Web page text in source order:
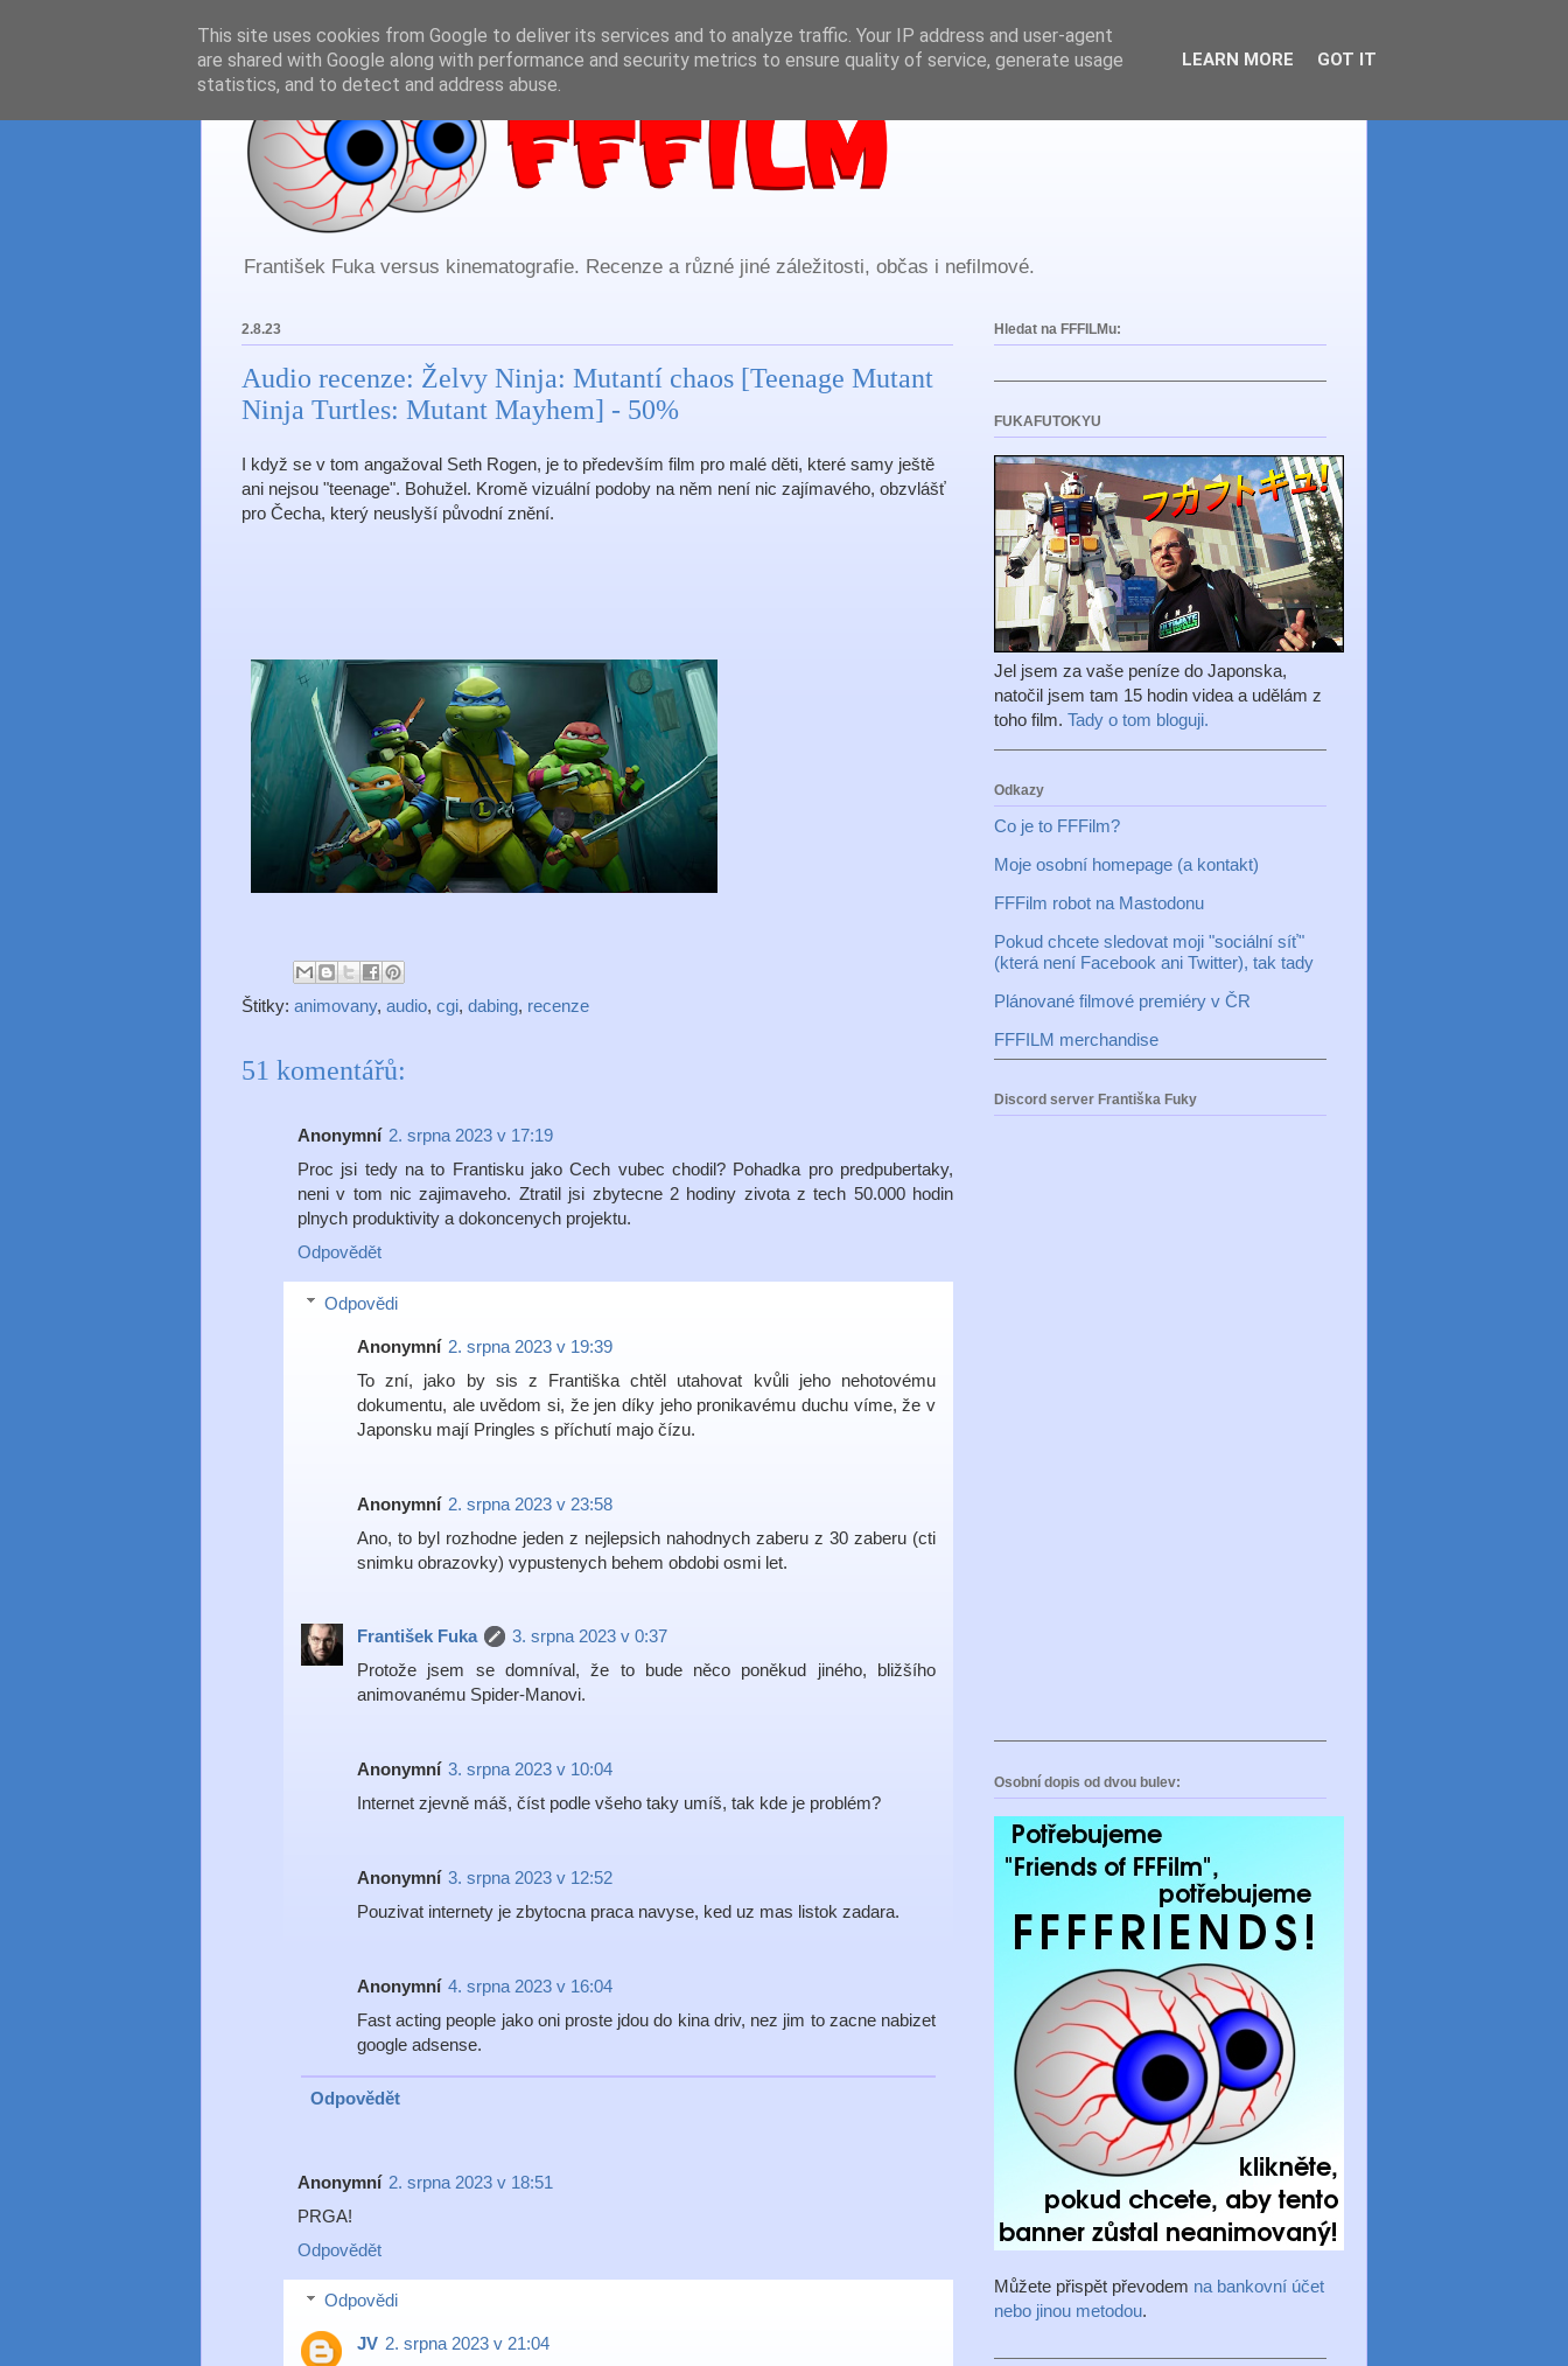
František Fuka versus kinematografie. Recenze a různé jiné záležitosti, občas i nefilmové.
2.8.23
Audio recenze: Želvy Ninja: Mutantí chaos [Teenage Mutant
Ninja Turtles: Mutant Mayhem] - 50%
I když se v tom angažoval Seth Rogen, je to především film pro malé děti, které samy ještě
ani nejsou "teenage". Bohužel. Kromě vizuální podoby na něm není nic zajímavého, obzvlášť
pro Čecha, který neuslyší původní znění.
Štitky: animovany, audio, cgi, dabing, recenze
51 komentářů:
Anonymní 2. srpna 2023 v 17:19
Proc jsi tedy na to Frantisku jako Cech vubec chodil? Pohadka pro predpubertaky,
neni v tom nic zajimaveho. Ztratil jsi zbytecne 2 hodiny zivota z tech 50.000 hodin
plnych produktivity a dokoncenych projektu.
Odpovědět
Odpovědi
Anonymní 2. srpna 2023 v 19:39
To zní, jako by sis z Františka chtěl utahovat kvůli jeho nehotovému
dokumentu, ale uvědom si, že jen díky jeho pronikavému duchu víme, že v
Japonsku mají Pringles s příchutí majo čízu.
Anonymní 2. srpna 2023 v 23:58
Ano, to byl rozhodne jeden z nejlepsich nahodnych zaberu z 30 zaberu (cti
snimku obrazovky) vypustenych behem obdobi osmi let.
František Fuka
3. srpna 2023 v 0:37
Protože jsem se domníval, že to bude něco poněkud jiného, bližšího
animovanému Spider-Manovi.
Anonymní 3. srpna 2023 v 10:04
Internet zjevně máš, číst podle všeho taky umíš, tak kde je problém?
Anonymní 3. srpna 2023 v 12:52
Pouzivat internety je zbytocna praca navyse, ked uz mas listok zadara.
Anonymní 4. srpna 2023 v 16:04
Fast acting people jako oni proste jdou do kina driv, nez jim to zacne nabizet
google adsense.
Odpovědět
Anonymní 2. srpna 2023 v 18:51
PRGA!
Odpovědět
Odpovědi
JV 2. srpna 2023 v 21:04
Hledat na FFFILMu:
FUKAFUTOKYU
Jel jsem za vaše peníze do Japonska,
natočil jsem tam 15 hodin videa a udělám z
toho film. Tady o tom bloguji.
Odkazy
Co je to FFFilm?
Moje osobní homepage (a kontakt)
FFFilm robot na Mastodonu
Pokud chcete sledovat moji "sociální síť"
(která není Facebook ani Twitter), tak tady
Plánované filmové premiéry v ČR
FFFILM merchandise
Discord server Františka Fuky
Osobní dopis od dvou bulev:
Můžete přispět převodem na bankovní účet
nebo jinou metodou.
This site uses cookies from Google to deliver its services and to analyze traffic. Your IP address and user-agent
are shared with Google along with performance and security metrics to ensure quality of service, generate usage
statistics, and to detect and address abuse.
LEARN MORE GOT IT